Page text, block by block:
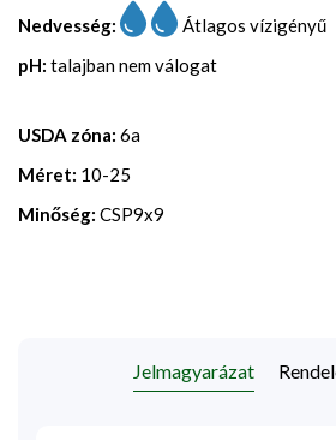
Nedvesség:
Átlagos vízigényű
pH: talajban nem válogat
USDA zóna: 6a
Méret: 10-25
Minőség: CSP9x9
Jelmagyarázat